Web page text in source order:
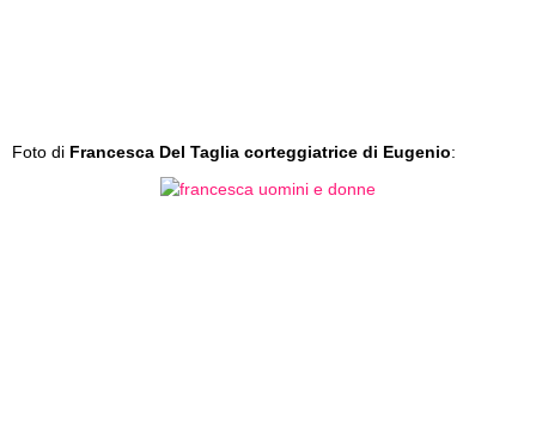
Foto di Francesca Del Taglia corteggiatrice di Eugenio: